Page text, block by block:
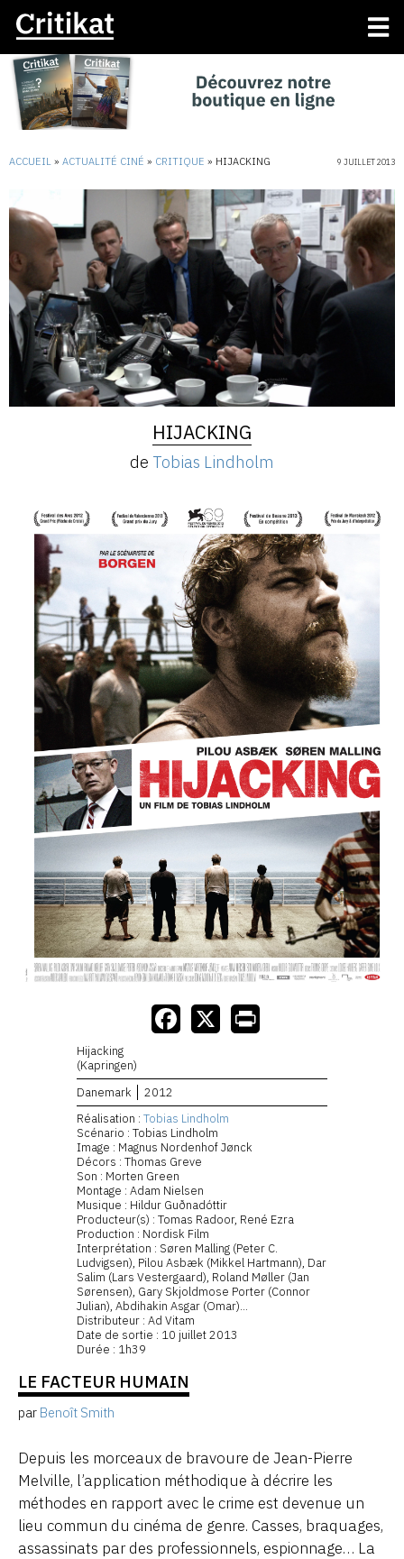
ACCUEIL » ACTUALITÉ CINÉ » CRITIQUE » HIJACKING 9 JUILLET 2013
HIJACKING
de Tobias Lindholm
Hijacking
(Kapringen)
Danemark
2012
Réalisation : Tobias Lindholm
Scénario : Tobias Lindholm
Image : Magnus Nordenhof Jønck
Décors : Thomas Greve
Son : Morten Green
Montage : Adam Nielsen
Musique : Hildur Guðnadóttir
Producteur(s) : Tomas Radoor, René Ezra
Production : Nordisk Film
Interprétation : Søren Malling (Peter C.
Ludvigsen), Pilou Asbæk (Mikkel Hartmann), Dar
Salim (Lars Vestergaard), Roland Møller (Jan
Sørensen), Gary Skjoldmose Porter (Connor
Julian), Abdihakin Asgar (Omar)...
Distributeur : Ad Vitam
Date de sortie : 10 juillet 2013
Durée : 1h39
LE FACTEUR HUMAIN
par Benoît Smith
Depuis les morceaux de bravoure de Jean-Pierre
Melville, l’application méthodique à décrire les
méthodes en rapport avec le crime est devenue un
lieu commun du cinéma de genre. Casses, braquages,
assassinats par des professionnels, espionnage… La